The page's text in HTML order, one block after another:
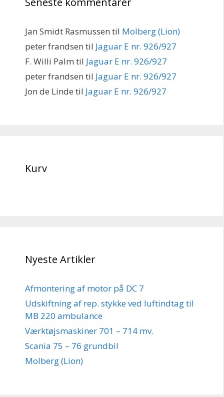
Jan Smidt Rasmussen til Molberg (Lion)
peter frandsen til Jaguar E nr. 926/927
F. Willi Palm til Jaguar E nr. 926/927
peter frandsen til Jaguar E nr. 926/927
Jon de Linde til Jaguar E nr. 926/927
Kurv
Nyeste Artikler
Afmontering af motor på DC 7
Udskiftning af rep. stykke ved luftindtag til
MB 220 ambulance
Værktøjsmaskiner 701 – 714 mv.
Scania 75 – 76 grundbil
Molberg (Lion)